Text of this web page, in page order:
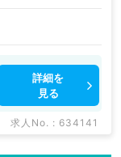
詳細を
見る
求人No. : 634141